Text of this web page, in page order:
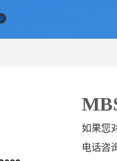
如果您
电话咨